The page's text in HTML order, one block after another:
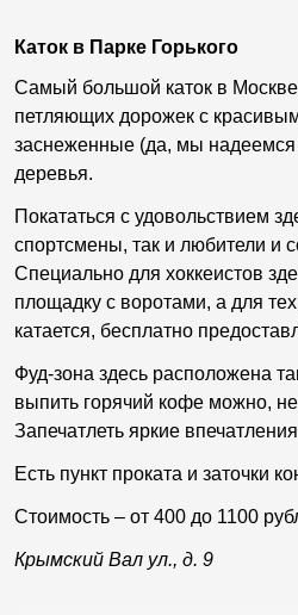
Каток в Парке Горького
Самый большой каток в
петляющих дорожек с
заснеженные (да, мы
деревья.
Покататься с удовольствием
спортсмены, так и любители и
Специально для хоккеистов
площадку с воротами, а для
катается, бесплатно
Фуд-зона здесь расположена
выпить горячий кофе можно,
Запечатлеть яркие
Есть пункт проката и заточки
Стоимость – от 400 до 1100
Крымский Вал ул., д. 9